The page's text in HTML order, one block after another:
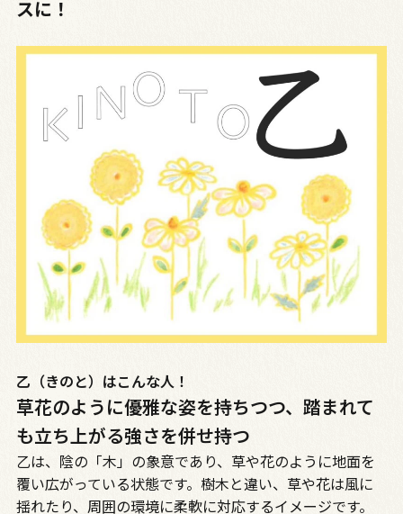
スに！
乙（きのと）はこんな人！
草花のように優雅な姿を持ちつつ、踏まれて
も立ち上がる強さを併せ持つ
乙は、陰の「木」の象意であり、草や花のように地面を
覆い広がっている状態です。樹木と違い、草や花は風に
揺れたり、周囲の環境に柔軟に対応するイメージです。